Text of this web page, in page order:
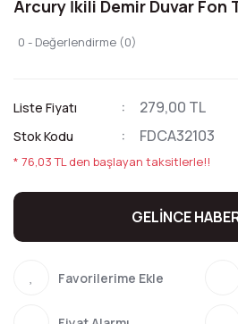
Arcury İkili Demir Duvar Fon
0 - Değerlendirme (0)
Liste Fiyatı 279,00 TL
Stok Kodu FDCA32103
* 76,03 TL den başlayan taksitlerle!!
GELİNCE